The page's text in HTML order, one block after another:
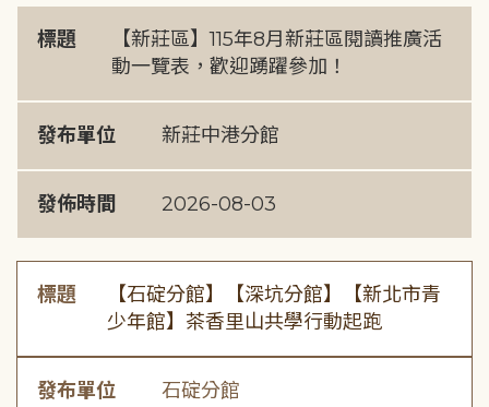
標題
【新莊區】115年8月新莊區閱讀推廣活
動一覽表，歡迎踴躍參加！
發布單位 新莊中港分館
發佈時間 2026-08-03
標題
【石碇分館】【深坑分館】【新北市青
少年館】茶香里山共學行動起跑
發布單位 石碇分館